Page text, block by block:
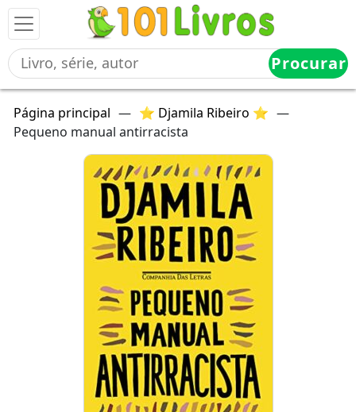
Procurar
Página principal — ⭐ Djamila Ribeiro ⭐ —
Pequeno manual antirracista